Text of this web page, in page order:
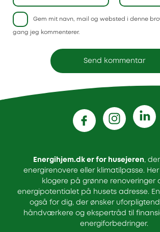
Gem mit navn, mail og websted i denne
gang jeg kommenterer.
Energihjem.dk er for husejeren,
energirenovere eller klimatilpasse.
klogere på grønne renoveringer
energipotentialet på husets adresse.
også for dig, der ønsker
håndværkere og ekspertråd til
energiforbedringer.